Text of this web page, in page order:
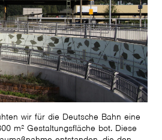
wir für die Deutsche Bahn eine
m² Gestaltungsfläche bot. Diese